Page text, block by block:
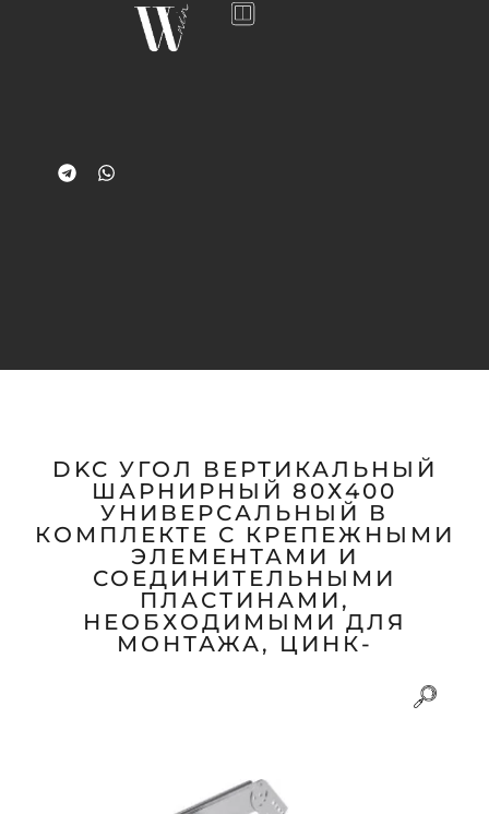
DKC УГОЛ ВЕРТИКАЛЬНЫЙ
ШАРНИРНЫЙ 80Х400
УНИВЕРСАЛЬНЫЙ В
КОМПЛЕКТЕ С КРЕПЕЖНЫМИ
ЭЛЕМЕНТАМИ И
СОЕДИНИТЕЛЬНЫМИ
ПЛАСТИНАМИ,
НЕОБХОДИМЫМИ ДЛЯ
МОНТАЖА, ЦИНК-